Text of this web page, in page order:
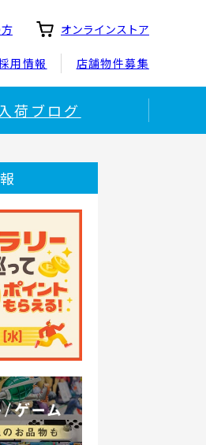
オンラインストア
用情報 店舗物件募集
荷ブログ